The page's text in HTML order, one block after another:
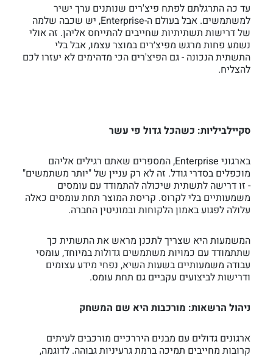
עד כה התרגלתם לפתח פיצ'רים שנותנים ערך ישיר
למשתמשים. אבל בעולם ה-Enterprise, יש שכבה שלמה
של דרישות תשתיתיות שחייבים להתייחס אליהן. זה אולי
נשמע פחות מרגש מפיצ׳רים במוצר עצמו, אבל בלי
התשתית הנכונה - גם הפיצ'רים הכי מדהימים לא יעזרו לכם
להצליח.
סקיילביליות: כשהכל גדול פי עשר
בארגוני Enterprise, המספרים שאתם רגילים אליהם
מוכפלים בסדרי גודל. זה לא רק עניין של "יותר משתמשים"
- זו דרישה לתשתית שיכולה להתמודד עם עומסים
משמעותיים בלי לקרוס. קריסת המוצר תחת עומסים כאלה
עלולה לפגוע באמון הלקוחות ובמוניטין החברה.
המשמעות היא שצריך לתכנן מראש את התשתית כך
שתתמודד עם כמויות משתמשים גדולות במיוחד, עומסי
עבודה משמעותיים בשעות השיא, נפחי מידע עצומים
ודרישות לביצועים עקביים גם תחת עומס.
ניהול הרשאות: מורכבות היא שם המשחק
ארגונים גדולים עם מבנים היררכיים מורכבים לעיתים
קרובות מחייבים תמיכה ברמת גרעיניות גבוהה. לדוגמה,